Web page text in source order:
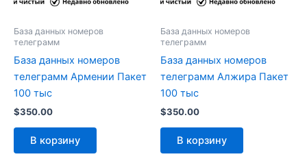
База данных номеров
телеграмм
База данных номеров
телеграмм Армении Пакет
100 тыс
$350.00
В корзину
База данных номеров
телеграмм
База данных номеров
телеграмм Алжира Пакет
100 тыс
$350.00
В корзину